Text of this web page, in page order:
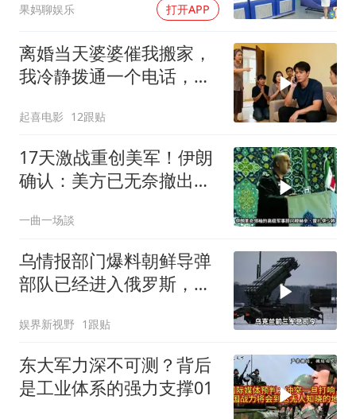
果妈聊娱乐 打开APP
离婚当天婆婆催我搬家，
我冷静拨通一个电话，全
起喜电影 12跟贴
17天激战重创美军！伊朗
确认：美方已无奈撤出两
一曲一场談
乌情报部门爆料朝鲜导弹
部队已经进入俄罗斯，乌
娱界新视野 1跟贴
东大军力深不可测？背后
是工业体系的强力支撑01